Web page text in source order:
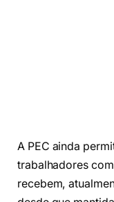
A PEC ainda
trabalhadores
recebem,